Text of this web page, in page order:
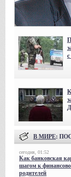
В МИРЕ:
сегодня, 01:52
Как банковская
шагом к
родителей